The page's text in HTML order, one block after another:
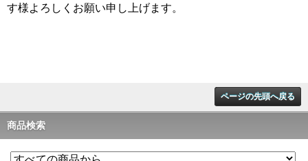
す様よろしくお願い申し上げます。
ページの先頭へ戻る
商品検索